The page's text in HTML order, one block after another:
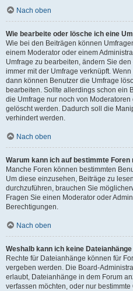
Nach oben
Wie bearbeite oder lösche ich eine
Wie bei den Beiträgen können
einem Moderator oder einem
Umfrage zu bearbeiten, ändern Sie
immer mit der Umfrage verknüpft.
dann können Benutzer die Umfrage
bearbeiten. Sollte allerdings schon ein
die Umfrage nur noch von
gelöscht werden. Dadurch soll die
verhindert werden.
Nach oben
Warum kann ich auf bestimmte Foren
Manche Foren können bestimmten
Um diese einzusehen, Beiträge zu
durchzuführen, brauchen Sie
Fragen Sie einen Moderator oder
Berechtigungen.
Nach oben
Weshalb kann ich keine
Rechte für Dateianhänge können für
vergeben werden. Die Board-
erlaubt, Dateianhänge in dem Forum
verfassen möchten, oder nur